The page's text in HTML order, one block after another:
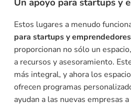
Un apoyo para startups y
Estos lugares a menudo
para startups y emprendedores
proporcionan no sólo un
a recursos y asesoramiento.
más integral, y ahora los
ofrecen programas
ayudan a las nuevas empresas